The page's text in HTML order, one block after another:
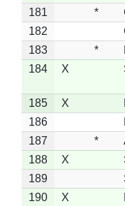
181
*
182
183
*
184
X
185 X
186
187
*
188
X
189
190
X